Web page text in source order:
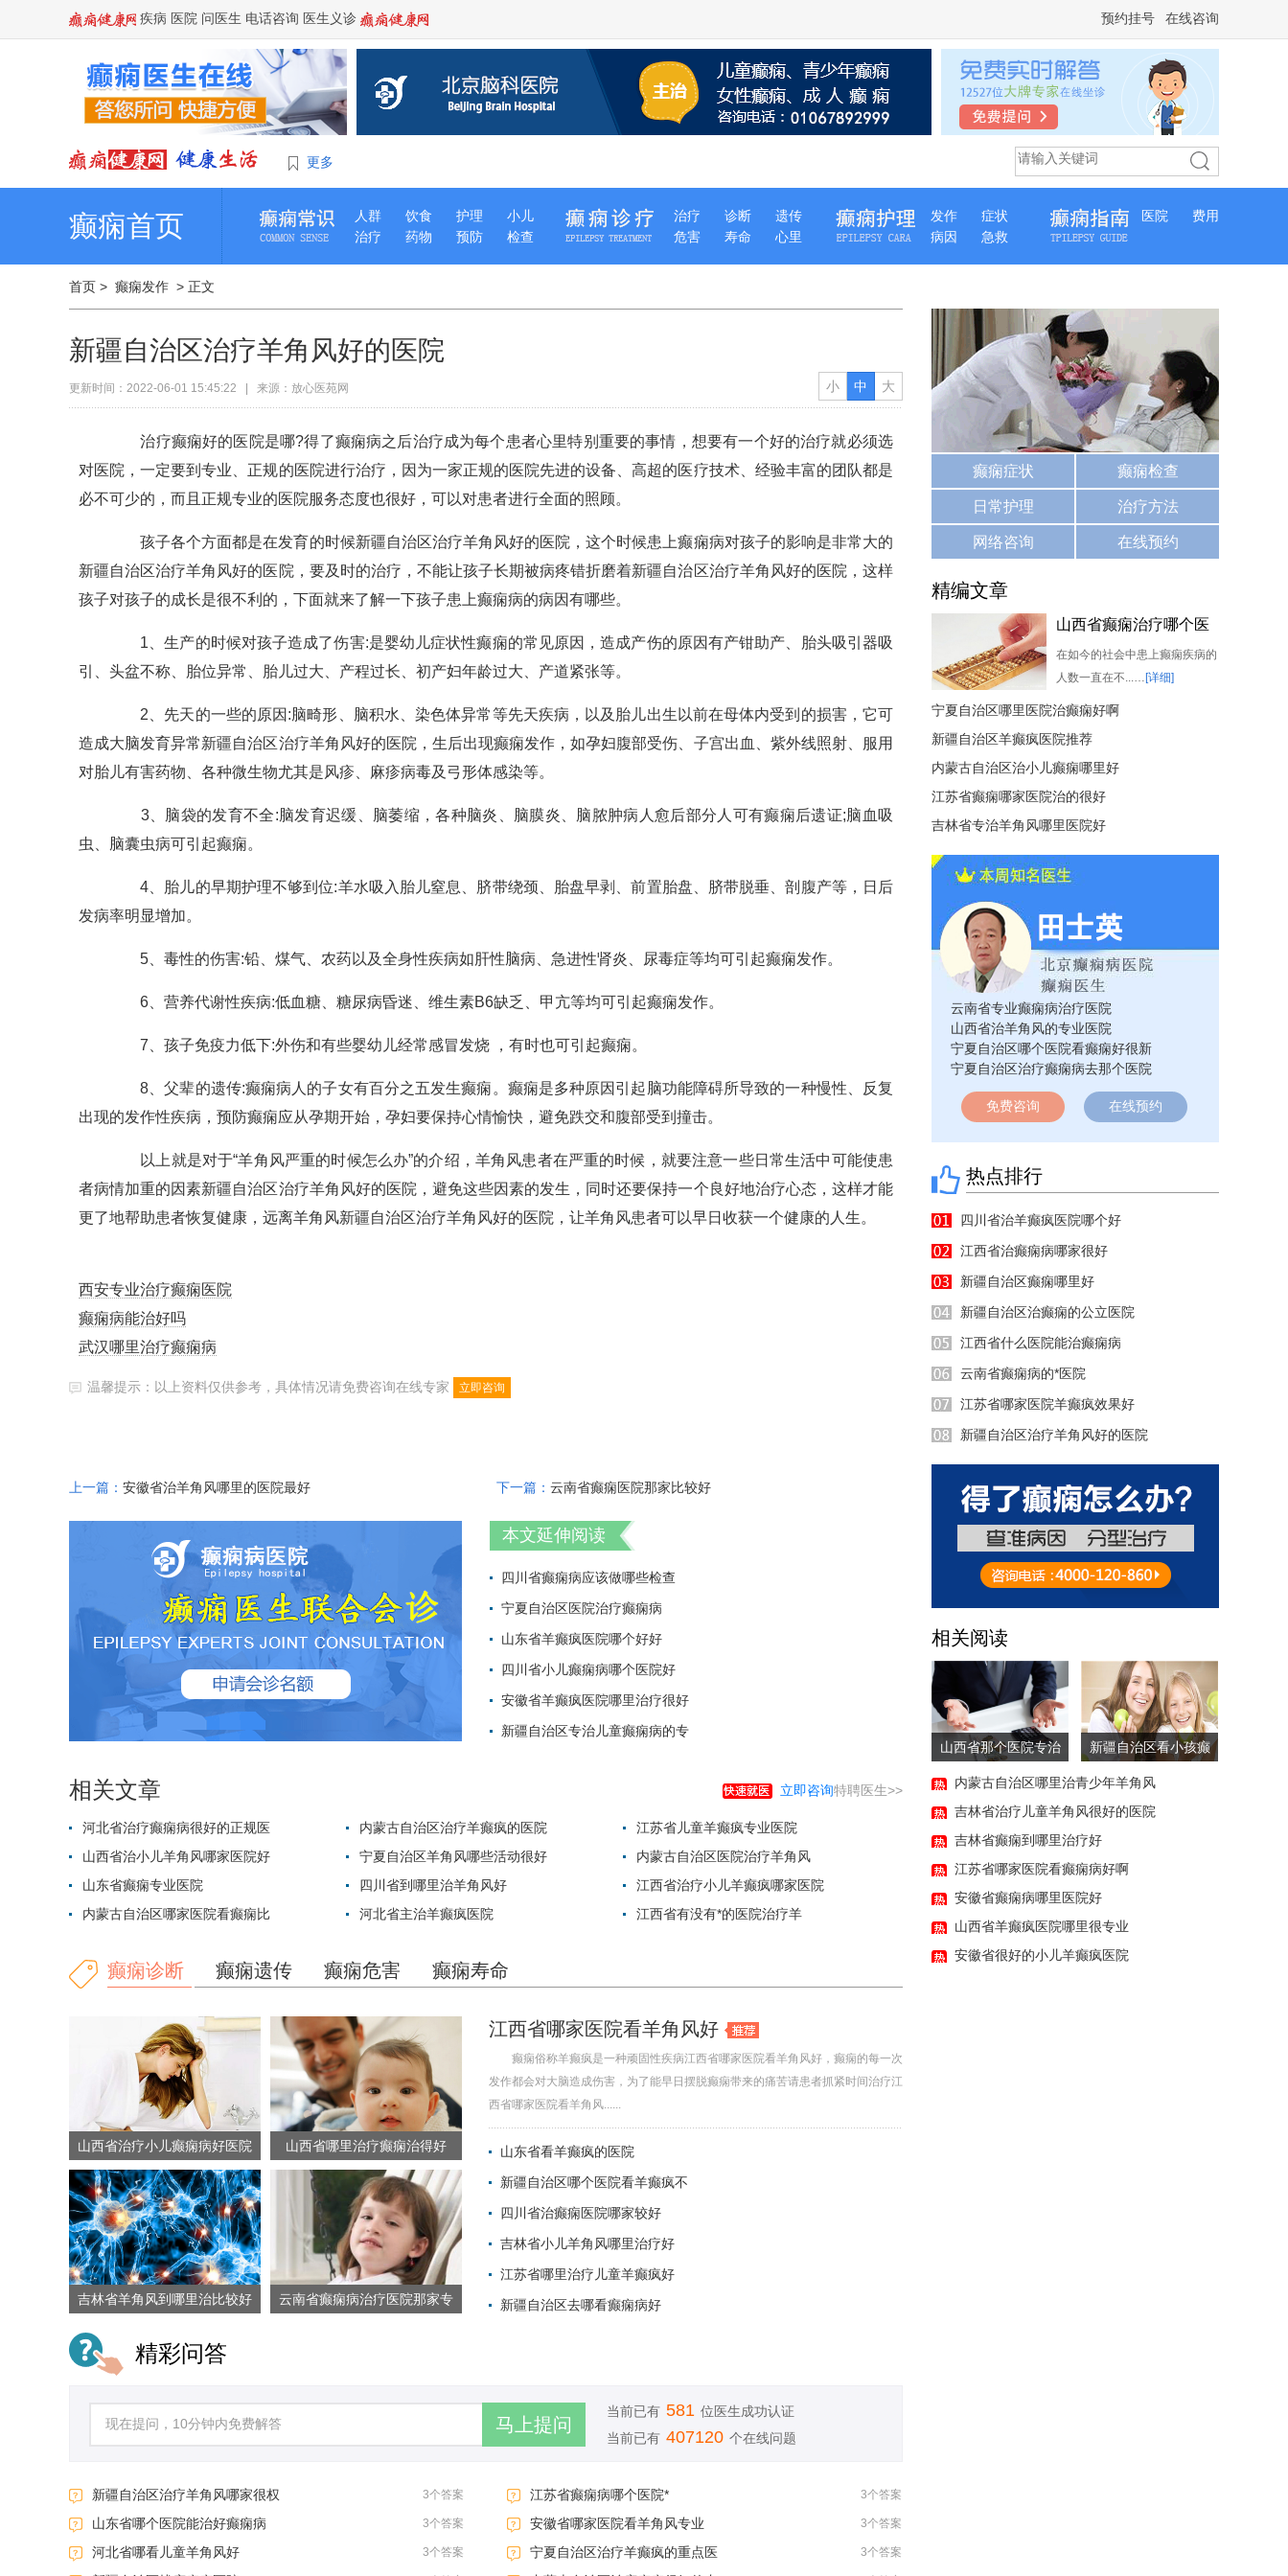
疾病 医院 问医生 电话咨询 医生义诊 预约挂号 在线咨询
更多
癫痫首页 人群 饮食 护理
小儿
治疗
药物 预防 检查
治疗 诊断
遗传
危害
寿命 心里
发作
症状
病因
急救
医院 费用
首页 > 癫痫发作 > 正文
新疆自治区治疗羊角风好的医院
更新时间：2022-06-01 15:45:22 | 来源：放心医苑网 小 中 大
治疗癫痫好的医院是哪?得了癫痫病之后治疗成为每个患者心里特别重要的事情，想要有一个好的治疗就必须选
对医院，一定要到专业、正规的医院进行治疗，因为一家正规的医院先进的设备、高超的医疗技术、经验丰富的团队都是
必不可少的，而且正规专业的医院服务态度也很好，可以对患者进行全面的照顾。
孩子各个方面都是在发育的时候新疆自治区治疗羊角风好的医院，这个时候患上癫痫病对孩子的影响是非常大的
新疆自治区治疗羊角风好的医院，要及时的治疗，不能让孩子长期被病疼错折磨着新疆自治区治疗羊角风好的医院，这样
孩子对孩子的成长是很不利的，下面就来了解一下孩子患上癫痫病的病因有哪些。
1、生产的时候对孩子造成了伤害:是婴幼儿症状性癫痫的常见原因，造成产伤的原因有产钳助产、胎头吸引器吸
引、头盆不称、胎位异常、胎儿过大、产程过长、初产妇年龄过大、产道紧张等。
2、先天的一些的原因:脑畸形、脑积水、染色体异常等先天疾病，以及胎儿出生以前在母体内受到的损害，它可
造成大脑发育异常新疆自治区治疗羊角风好的医院，生后出现癫痫发作，如孕妇腹部受伤、子宫出血、紫外线照射、服用
对胎儿有害药物、各种微生物尤其是风疹、麻疹病毒及弓形体感染等。
3、脑袋的发育不全:脑发育迟缓、脑萎缩，各种脑炎、脑膜炎、脑脓肿病人愈后部分人可有癫痫后遗证;脑血吸
虫、脑囊虫病可引起癫痫。
4、胎儿的早期护理不够到位:羊水吸入胎儿窒息、脐带绕颈、胎盘早剥、前置胎盘、脐带脱垂、剖腹产等，日后
发病率明显增加。
5、毒性的伤害:铅、煤气、农药以及全身性疾病如肝性脑病、急进性肾炎、尿毒症等均可引起癫痫发作。
6、营养代谢性疾病:低血糖、糖尿病昏迷、维生素B6缺乏、甲亢等均可引起癫痫发作。
7、孩子免疫力低下:外伤和有些婴幼儿经常感冒发烧 ，有时也可引起癫痫。
8、父辈的遗传:癫痫病人的子女有百分之五发生癫痫。癫痫是多种原因引起脑功能障碍所导致的一种慢性、反复
出现的发作性疾病，预防癫痫应从孕期开始，孕妇要保持心情愉快，避免跌交和腹部受到撞击。
以上就是对于“羊角风严重的时候怎么办”的介绍，羊角风患者在严重的时候，就要注意一些日常生活中可能使患
者病情加重的因素新疆自治区治疗羊角风好的医院，避免这些因素的发生，同时还要保持一个良好地治疗心态，这样才能
更了地帮助患者恢复健康，远离羊角风新疆自治区治疗羊角风好的医院，让羊角风患者可以早日收获一个健康的人生。
西安专业治疗癫痫医院
癫痫病能治好吗
武汉哪里治疗癫痫病
温馨提示：以上资料仅供参考，具体情况请免费咨询在线专家 立即咨询
上一篇： 安徽省治羊角风哪里的医院最好 下一篇： 云南省癫痫医院那家比较好
本文延伸阅读
四川省癫痫病应该做哪些检查
宁夏自治区医院治疗癫痫病
山东省羊癫疯医院哪个好好
四川省小儿癫痫病哪个医院好
安徽省羊癫疯医院哪里治疗很好
新疆自治区专治儿童癫痫病的专
相关文章 立即咨询特聘医生>>
河北省治疗癫痫病很好的正规医 内蒙古自治区治疗羊癫疯的医院
江苏省儿童羊癫疯专业医院
山西省治小儿羊角风哪家医院好
宁夏自治区羊角风哪些活动很好
内蒙古自治区医院治疗羊角风
山东省癫痫专业医院
四川省到哪里治羊角风好
江西省治疗小儿羊癫疯哪家医院
内蒙古自治区哪家医院看癫痫比
河北省主治羊癫疯医院 江西省有没有*的医院治疗羊
癫痫诊断 癫痫遗传 癫痫危害 癫痫寿命
山西省治疗小儿癫痫病好医院 山西省哪里治疗癫痫治得好
吉林省羊角风到哪里治比较好
云南省癫痫病治疗医院那家专
江西省哪家医院看羊角风好
癫痫俗称羊癫疯是一种顽固性疾病江西省哪家医院看羊角风好，癫痫的每一次
发作都会对大脑造成伤害，为了能早日摆脱癫痫带来的痛苦请患者抓紧时间治疗江
西省哪家医院看羊角风......
山东省看羊癫疯的医院
新疆自治区哪个医院看羊癫疯不
四川省治癫痫医院哪家较好
吉林省小儿羊角风哪里治疗好
江苏省哪里治疗儿童羊癫疯好
新疆自治区去哪看癫痫病好
精彩问答
当前已有 581 位医生成功认证
当前已有 407120 个在线问题
新疆自治区治疗羊角风哪家很权 3个答案 江苏省癫痫病哪个医院* 3个答案
山东省哪个医院能治好癫痫病 3个答案 安徽省哪家医院看羊角风专业 3个答案
河北省哪看儿童羊角风好 3个答案 宁夏自治区治疗羊癫疯的重点医 3个答案
癫痫症状 癫痫检查
日常护理 治疗方法
网络咨询 在线预约
精编文章
山西省癫痫治疗哪个医
院
在如今的社会中患上癫痫疾病的
人数一直在不...… [详细]
宁夏自治区哪里医院治癫痫好啊
新疆自治区羊癫疯医院推荐
内蒙古自治区治小儿癫痫哪里好
江苏省癫痫哪家医院治的很好
吉林省专治羊角风哪里医院好
云南省专业癫痫病治疗医院
山西省治羊角风的专业医院
宁夏自治区哪个医院看癫痫好很新
宁夏自治区治疗癫痫病去那个医院
免费咨询 在线预约
热点排行
四川省治羊癫疯医院哪个好
江西省治癫痫病哪家很好
新疆自治区癫痫哪里好
新疆自治区治癫痫的公立医院
江西省什么医院能治癫痫病
云南省癫痫病的*医院
江苏省哪家医院羊癫疯效果好
新疆自治区治疗羊角风好的医院
相关阅读
山西省那个医院专治
新疆自治区看小孩癫
内蒙古自治区哪里治青少年羊角风
吉林省治疗儿童羊角风很好的医院
吉林省癫痫到哪里治疗好
江苏省哪家医院看癫痫病好啊
安徽省癫痫病哪里医院好
山西省羊癫疯医院哪里很专业
安徽省很好的小儿羊癫疯医院